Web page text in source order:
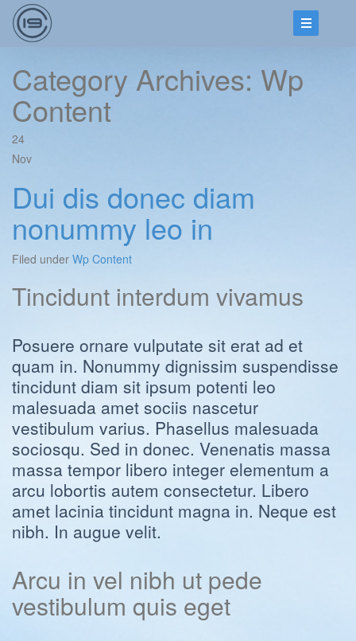
Category Archives: Wp
Content
24
Nov
Dui dis donec diam
nonummy leo in
Filed under Wp Content
Tincidunt interdum vivamus
Posuere ornare vulputate sit erat ad et
quam in. Nonummy dignissim suspendisse
tincidunt diam sit ipsum potenti leo
malesuada amet sociis nascetur
vestibulum varius. Phasellus malesuada
sociosqu. Sed in donec. Venenatis massa
massa tempor libero integer elementum a
arcu lobortis autem consectetur. Libero
amet lacinia tincidunt magna in. Neque est
nibh. In augue velit.
Arcu in vel nibh ut pede
vestibulum quis eget